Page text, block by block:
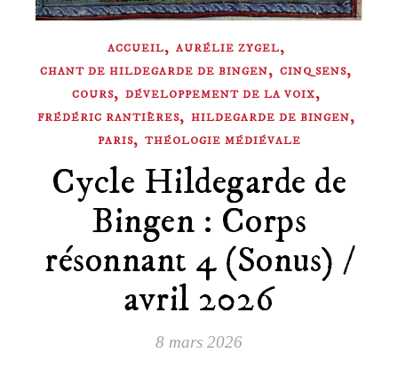
ACCUEIL, AURÉLIE ZYGEL,
CHANT DE HILDEGARDE DE BINGEN, CINQ SENS,
COURS, DÉVELOPPEMENT DE LA VOIX,
FRÉDÉRIC RANTIÈRES, HILDEGARDE DE BINGEN,
PARIS, THÉOLOGIE MÉDIÉVALE
Cycle Hildegarde de
Bingen : Corps
résonnant 4 (Sonus) /
avril 2026
8 mars 2026